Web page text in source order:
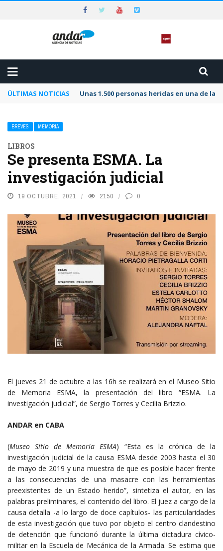
ÚLTIMAS NOTICIAS Unas 1.500 personas heridas en una de
BREVES MEMORIA
LIBROS
Se presenta ESMA. La
investigación judicial
19 OCTUBRE, 2021 2150 0
El jueves 21 de octubre a las 16h se realizará en el Museo Sitio
de Memoria ESMA, la presentación del libro “ESMA. La
investigación judicial”, de Sergio Torres y Cecilia Brizzio.
ANDAR en CABA
(Museo Sitio de Memoria ESMA) “Esta es la crónica de la
investigación judicial de la causa ESMA desde 2003 hasta el 30
de mayo de 2019 y una muestra de que es posible hacer frente
a las consecuencias de una masacre con las herramientas
preexistentes de un Estado herido”, sintetiza el autor, en las
palabras preliminares, el contenido del libro. El juez a cargo de la
causa detalla -a lo largo de doce capítulos- las particularidades
de esta investigación que tuvo por objeto el centro clandestino
de detención que funcionó durante la última dictadura cívico-
militar en la Escuela de Mecánica de la Armada. Se estima que